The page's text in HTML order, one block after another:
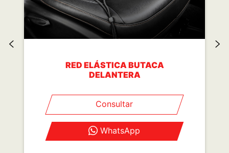
RED ELÁSTICA BUTACA
DELANTERA
Consultar
WhatsApp